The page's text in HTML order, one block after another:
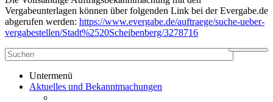
Vergabeunterlagen können über folgenden Link bei der Evergabe.de
abgerufen werden: https://www.evergabe.de/auftraege/suche-ueber-
vergabestellen/Stadt%2520Scheibenberg/3278716
Untermenü
Aktuelles und Bekanntmachungen